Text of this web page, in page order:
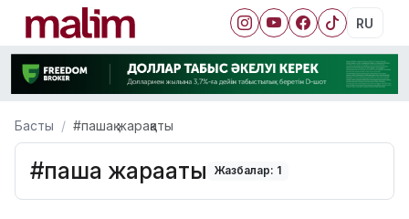
RU
Басты #пашақ жарақаты
#пашақ жарақаты Жазбалар: 1